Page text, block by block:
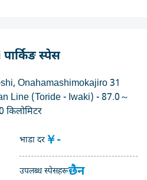
स्पेस
Onahamashimokajiro 31
Line (Toride - Iwaki) - 87.0～
भाडा दर ￥-
उपलब्ध स्पेसहरूछैन